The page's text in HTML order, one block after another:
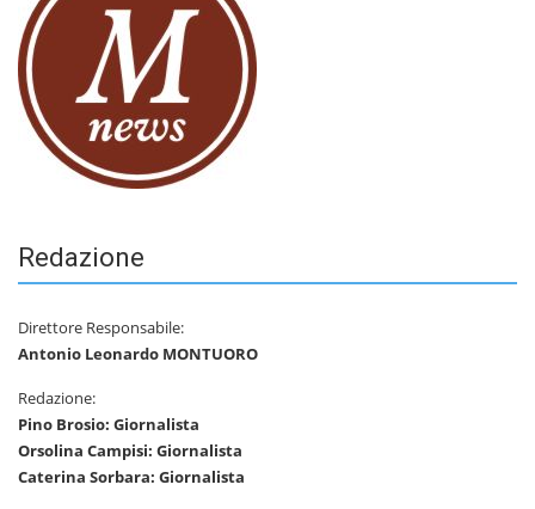
Redazione
Direttore Responsabile:
Antonio Leonardo MONTUORO
Redazione:
Pino Brosio: Giornalista
Orsolina Campisi: Giornalista
Caterina Sorbara: Giornalista